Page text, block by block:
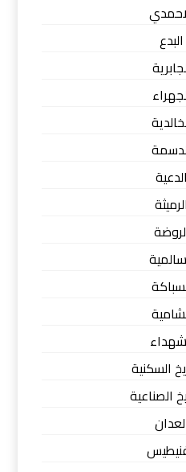
البدع
الدعية
الرميثة
السكنية
الصناعية